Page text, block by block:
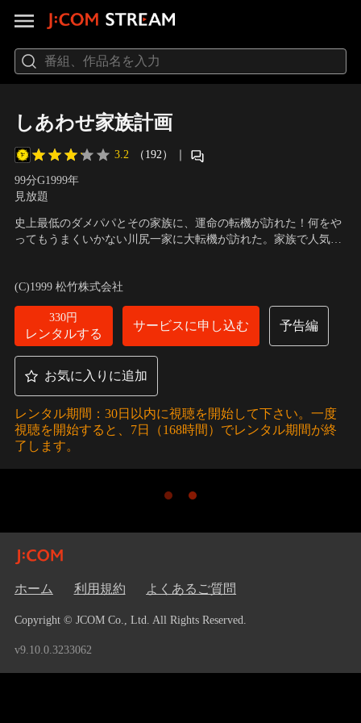
しあわせ家族計画
3.2 （192） ｜
99分G1999年
見放題
史上最低のダメパパとその家族に、運命の転機が訪れた！何をや
ってもうまくいかない川尻一家に大転機が訪れた。家族で人気TV
ム・スイート・ホーム」（「植生の宿」）を完奏すること。タイ
ム・リミットは一週間！
(C)1999 松竹株式会社
330円
レンタルする
サービスに申し込む 予告編
お気に入りに追加
レンタル期間：30日以内に視聴を開始して下さい。一度
視聴を開始すると、7日（168時間）でレンタル期間が終
了します。
ホーム 利用規約 よくあるご質問
Copyright © JCOM Co., Ltd. All Rights Reserved.
v9.10.0.3233062